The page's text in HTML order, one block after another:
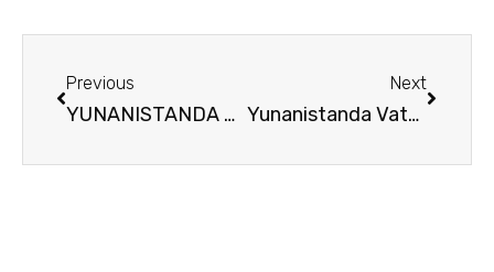
Previous
YUNANISTANDA MÜLK EDİNMEK EMLAK ALMAK ISTIYORUM
Next
Yunanistanda Vatandaşlık Almak İçin Ne kadar Tutarda Bir Mülk Almak Gerekmektedir.